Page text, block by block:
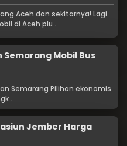
Aceh dan sekitarnya! Lagi
di Aceh plu ...
Semarang Mobil Bus
Semarang Pilihan ekonomis
...
Jember Harga